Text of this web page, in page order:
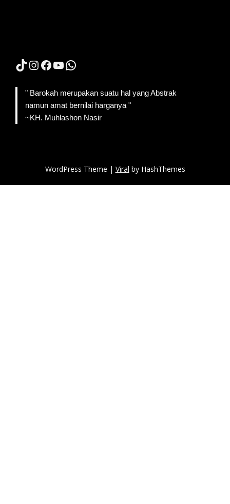
TikTok
Instagram
Facebook
YouTube
WhatsApp
" Barokah merupakan suatu hal yang Abstrak
namun amat bernilai harganya "
~KH. Muhlashon Nasir
WordPress Theme | Viral by HashThemes